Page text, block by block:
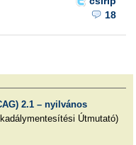
18
2.1 – nyilvános
Útmutató)